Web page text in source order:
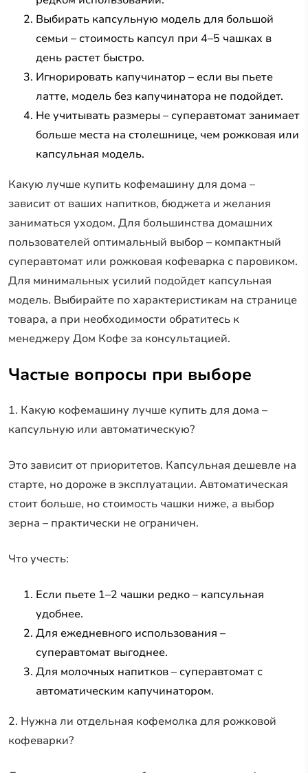
Выбирать капсульную модель для большой
семьи – стоимость капсул при 4–5 чашках в
день растет быстро.
Игнорировать капучинатор – если вы пьете
латте, модель без капучинатора не подойдет.
Не учитывать размеры – суперавтомат занимает
больше места на столешнице, чем рожковая или
капсульная модель.
Какую лучше купить кофемашину для дома –
зависит от ваших напитков, бюджета и желания
заниматься уходом. Для большинства домашних
пользователей оптимальный выбор – компактный
суперавтомат или рожковая кофеварка с паровиком.
Для минимальных усилий подойдет капсульная
модель. Выбирайте по характеристикам на странице
товара, а при необходимости обратитесь к
менеджеру Дом Кофе за консультацией.
Частые вопросы при выборе
1. Какую кофемашину лучше купить для дома –
капсульную или автоматическую?
Это зависит от приоритетов. Капсульная дешевле на
старте, но дороже в эксплуатации. Автоматическая
стоит больше, но стоимость чашки ниже, а выбор
зерна – практически не ограничен.
Что учесть:
Если пьете 1–2 чашки редко – капсульная
удобнее.
Для ежедневного использования –
суперавтомат выгоднее.
Для молочных напитков – суперавтомат с
автоматическим капучинатором.
2. Нужна ли отдельная кофемолка для рожковой
кофеварки?